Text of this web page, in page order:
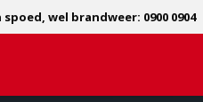
spoed, wel brandweer: 0900 0904